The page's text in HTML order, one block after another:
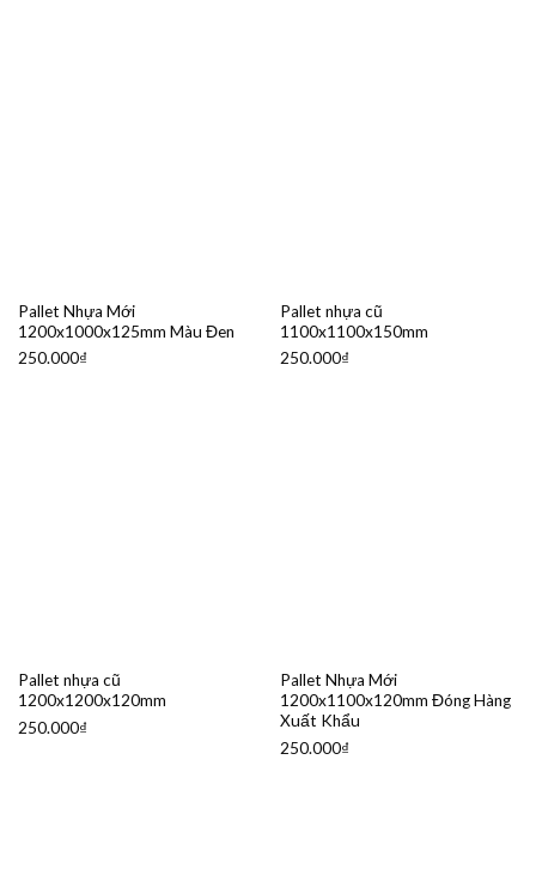
Pallet Nhựa Mới
1200x1000x125mm Màu Đen
250.000₫
Pallet nhựa cũ
1100x1100x150mm
250.000₫
Pallet nhựa cũ
1200x1200x120mm
250.000₫
Pallet Nhựa Mới
1200x1100x120mm Đóng Hàng
Xuất Khẩu
250.000₫